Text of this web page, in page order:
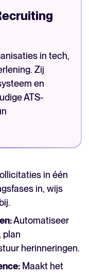
in tech,
Zij
en
ATS-
in één
in, wijs
Automatiseer
plan
herinneringen.
Maakt het